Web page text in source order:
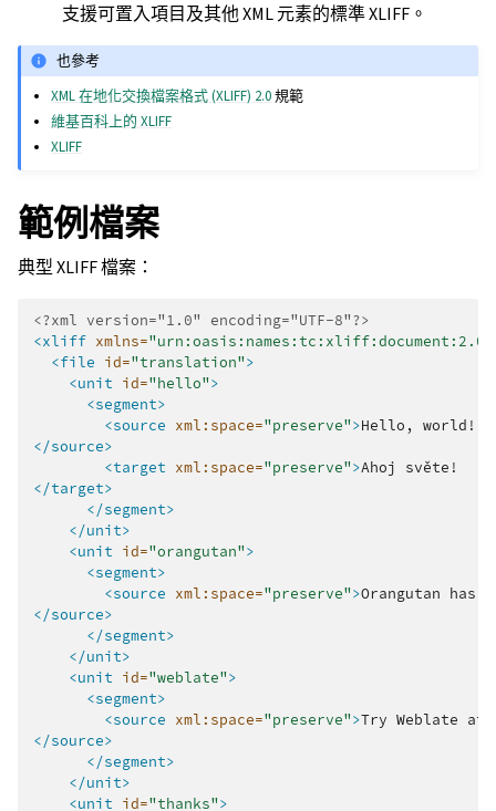
支援可置入項目及其他 XML 元素的標準 XLIFF。
也參考
XML 在地化交換檔案格式 (XLIFF) 2.0規範
維基百科上的 XLIFF
XLIFF
範例檔案
典型 XLIFF 檔案：
<?xml version="1.0" encoding="UTF-8"?>
<xliff xmlns="urn:oasis:names:tc:xliff:document:2.0"
<file id="translation">
<unit id="hello">
<segment>
<source xml:space="preserve">Hello,
</source>
<target xml:space="preserve">Ahoj
</target>
</segment>
</unit>
<unit id="orangutan">
<segment>
<source xml:space="preserve">Orangutan has
</source>
</segment>
</unit>
<unit id="weblate">
<segment>
<source xml:space="preserve">Try Weblate at
</source>
</segment>
</unit>
<unit id="thanks">